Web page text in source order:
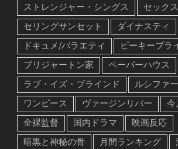
ストレンジャー・シングス
セック
セリングサンセット
ダイナスティ
ドキュメ/バラエティ
ピーキーブラ
ブリジャートン家
ペーパーハウス
ラブ・イズ・ブラインド
ルシファー
ワンピース
ヴァージンリバー
今
全裸監督
国内ドラマ
映画反応
暗黒と神秘の骨
月間ランキング